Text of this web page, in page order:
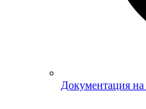
Документация на